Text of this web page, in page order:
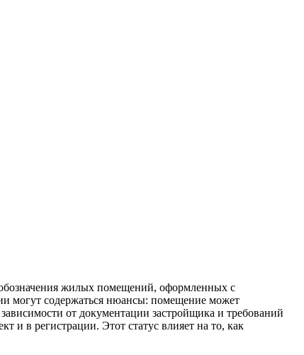
жилых помещений, оформленных с
могут содержаться нюансы: помещение может
от документации застройщика и требований
и в регистрации. Этот статус влияет на то, как